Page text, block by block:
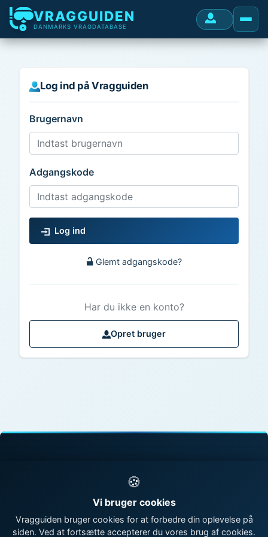
VRAGGUIDEN
DANMARKS VRAGDATABASE
Log ind på Vragguiden
Brugernavn
Adgangskode
Log ind
Glemt adgangskode?
Har du ikke en konto?
Opret bruger
vragdatabase
| Om Vragguiden
🍪
Vi bruger cookies
Vragguiden bruger cookies for at forbedre din oplevelse på
siden. Ved at fortsætte accepterer du vores brug af cookies.